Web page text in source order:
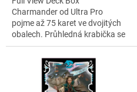
Charmander od Ultra Pro
pojme až 75 karet ve dvojitých
obalech. Průhledná krabička se
samouzamykacím víkem a
deck dividerem.